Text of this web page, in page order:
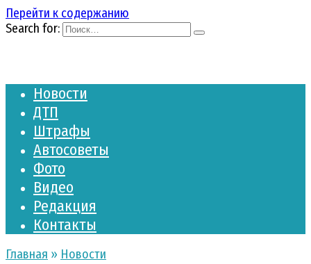
Перейти к содержанию
Search for:
Новости
ДТП
Штрафы
Автосоветы
Фото
Видео
Редакция
Контакты
Главная » Новости